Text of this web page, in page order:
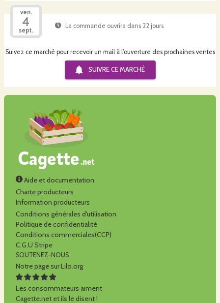
ven.
4
sept.
La commande ouvrira dans 22 jours
Suivez ce marché pour recevoir un mail à l'ouverture des prochaines ventes
SUIVRE CE MARCHÉ
Aide et documentation
Charte producteurs
Information producteurs
Conditions générales d'utilisation
Politique de confidentialité
Conditions commerciales(CCP)
C.G.U Stripe
SOUTENEZ-NOUS
Notre page sur Lilo.org
Les consommateurs aiment
Cagette.net et ils le disent !